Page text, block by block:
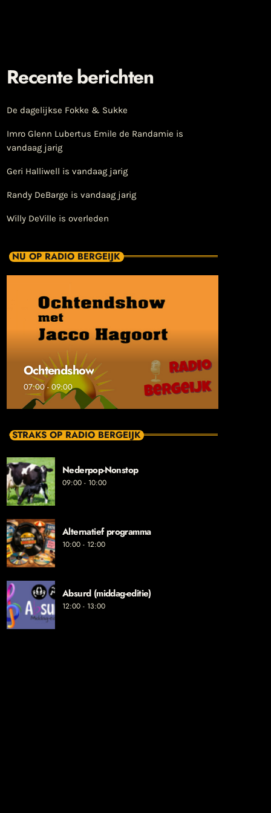
Recente berichten
De dagelijkse Fokke & Sukke
Imro Glenn Lubertus Emile de Randamie is
vandaag jarig
Geri Halliwell is vandaag jarig
Randy DeBarge is vandaag jarig
Willy DeVille is overleden
NU OP RADIO BERGEIJK
Ochtendshow
07:00 - 09:00
STRAKS OP RADIO BERGEIJK
Nederpop-Nonstop
09:00 - 10:00
Alternatief programma
10:00 - 12:00
Absurd (middag-editie)
12:00 - 13:00